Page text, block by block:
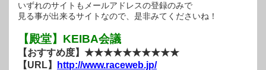
いずれのサイトもメールアドレスの登録のみで
見る事が出来るサイトなので、是非みてくださいね！
【殿堂】KEIBA会議
【おすすめ度】★★★★★★★★★★
【URL】
http://www.raceweb.jp/